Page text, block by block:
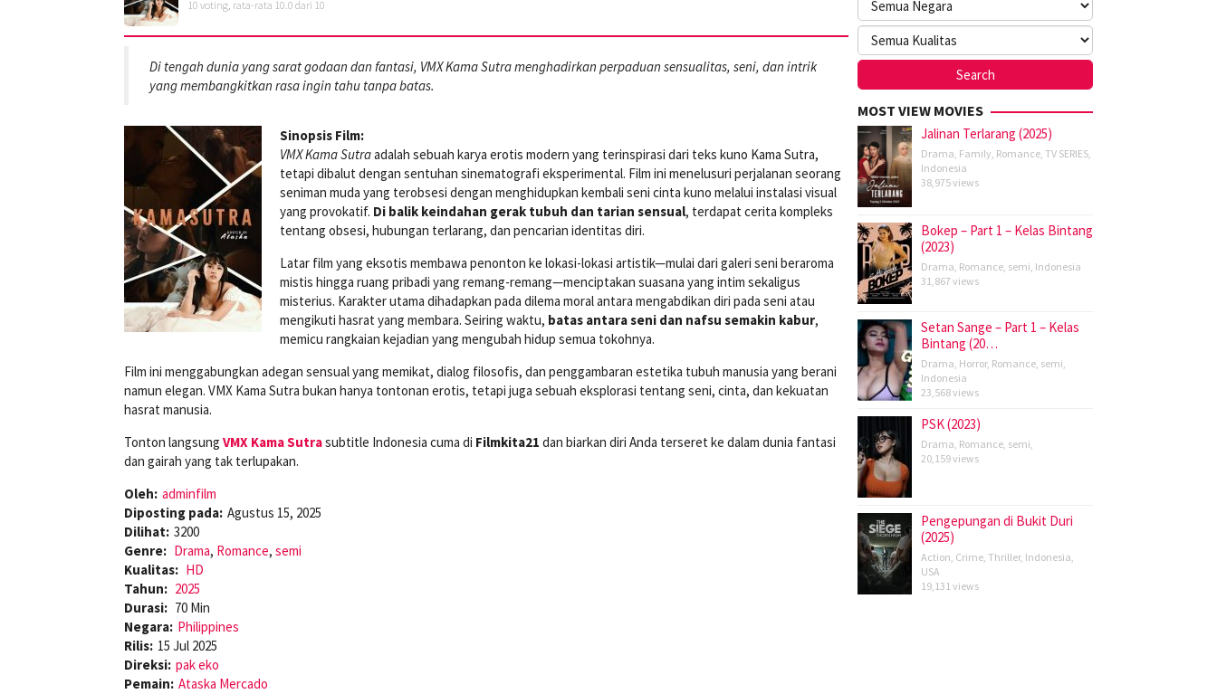
10 voting, rata-rata 10.0 dari 10
Di tengah dunia yang sarat godaan dan fantasi, VMX Kama Sutra menghadirkan perpaduan sensualitas, seni, dan intrik
yang membangkitkan rasa ingin tahu tanpa batas.
Sinopsis Film:
VMX Kama Sutraadalah sebuah karya erotis modern yang terinspirasi dari teks kuno Kama Sutra,
tetapi dibalut dengan sentuhan sinematografi eksperimental. Film ini menelusuri perjalanan seorang
seniman muda yang terobsesi dengan menghidupkan kembali seni cinta kuno melalui instalasi visual
yang provokatif. Di balik keindahan gerak tubuh dan tarian sensual, terdapat cerita kompleks
tentang obsesi, hubungan terlarang, dan pencarian identitas diri.
Latar film yang eksotis membawa penonton ke lokasi-lokasi artistik—mulai dari galeri seni beraroma
mistis hingga ruang pribadi yang remang-remang—menciptakan suasana yang intim sekaligus
misterius. Karakter utama dihadapkan pada dilema moral antara mengabdikan diri pada seni atau
mengikuti hasrat yang membara. Seiring waktu, batas antara seni dan nafsu semakin kabur,
memicu rangkaian kejadian yang mengubah hidup semua tokohnya.
Film ini menggabungkan adegan sensual yang memikat, dialog filosofis, dan penggambaran estetika tubuh manusia yang berani
namun elegan. VMX Kama Sutra bukan hanya tontonan erotis, tetapi juga sebuah eksplorasi tentang seni, cinta, dan kekuatan
hasrat manusia.
Tonton langsung VMX Kama Sutrasubtitle Indonesia cuma di Filmkita21 dan biarkan diri Anda terseret ke dalam dunia fantasi
dan gairah yang tak terlupakan.
Oleh: adminfilm
Diposting pada: Agustus 15, 2025
Dilihat: 3200
Genre: Drama, Romance, semi
Kualitas: HD
Tahun: 2025
Durasi: 70 Min
Negara: Philippines
Rilis: 15 Jul 2025
Direksi: pak eko
Pemain: Ataska Mercado
MOST VIEW MOVIES
Jalinan Terlarang (2025)
Drama, Family, Romance, TV SERIES,
Indonesia
38,975 views
Bokep – Part 1 – Kelas Bintang
(2023)
Drama, Romance, semi, Indonesia
31,867 views
Setan Sange – Part 1 – Kelas
Bintang (20…
Drama, Horror, Romance, semi,
Indonesia
23,568 views
PSK (2023)
Drama, Romance, semi,
20,159 views
Pengepungan di Bukit Duri
(2025)
Action, Crime, Thriller, Indonesia,
USA
19,131 views